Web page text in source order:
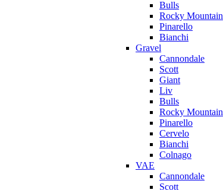
Bulls
Rocky Mountain
Pinarello
Bianchi
Gravel
Cannondale
Scott
Giant
Liv
Bulls
Rocky Mountain
Pinarello
Cervelo
Bianchi
Colnago
VAE
Cannondale
Scott